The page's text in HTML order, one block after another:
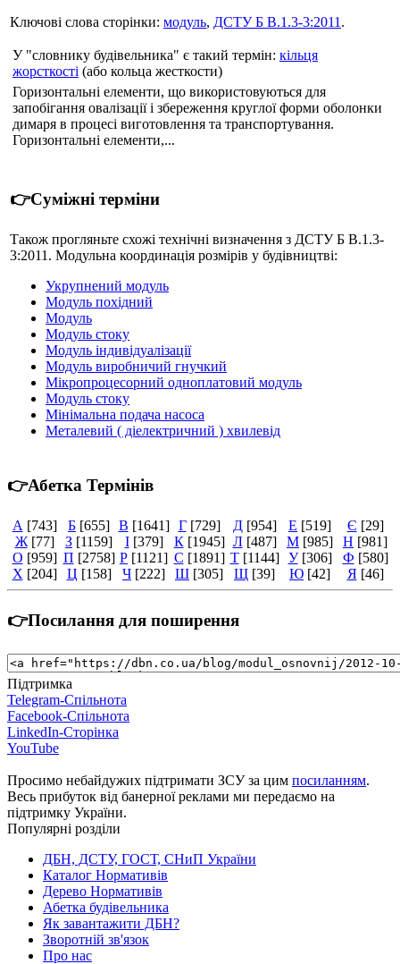
Ключові слова сторінки: модуль, ДСТУ Б В.1.3-3:2011 .
У "словнику будівельника" є такий термін: кільця
жорсткості (або кольца жесткости)
Горизонтальні елементи, що використовуються для
запобігання овалізації і збереження круглої форми оболонки
димаря в процесі виготовлення та транспортування.
Горизонтальні елементи,...
👉Суміжні терміни
Також прогляньте схожі технічні визначення з ДСТУ Б В.1.3-
3:2011. Модульна координація розмірів у будівництві:
Укрупнений модуль
Модуль похідний
Модуль
Модуль стоку
Модуль індивідуалізації
Модуль виробничий гнучкий
Мікропроцесорний одноплатовий модуль
Модуль стоку
Мінімальна подача насоса
Металевий ( діелектричний ) хвилевід
👉Абетка Термінів
А [743] Б [655] В [1641] Г [729] Д [954] Е [519] Є [29]
Ж [77] З [1159] І [379] К [1945] Л [487] М [985] Н [981]
О [959] П [2758] Р [1121] С [1891] Т [1144] У [306] Ф [580]
Х [204] Ц [158] Ч [222] Ш [305] Щ [39] Ю [42] Я [46]
👉Посилання для поширення
Підтримка
Telegram-Спільнота
Facebook-Спільнота
LinkedIn-Сторінка
YouTube
Просимо небайдужих підтримати ЗСУ за цим посиланням.
Весь прибуток від банерної реклами ми передаємо на
підтримку України.
Популярні розділи
ДБН, ДСТУ, ГОСТ, СНиП України
Каталог Нормативів
Дерево Нормативів
Абетка будівельника
Як завантажити ДБН?
Зворотній зв'язок
Про нас